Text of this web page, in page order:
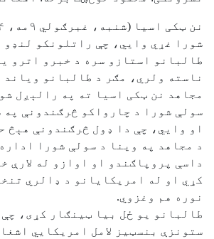
شورا غړي وايي، چې راتلونکو لنډو
طالبانو استازو سره د خبرو اترو
ناسته ولري، مګر د طالبانو وياند
مجاهد نن ټکی اسيا ته په رالېږل
سولې شورا د چارواکو څرګندونې په
او وايي، چې دا ډول څرګندونې هېڅ
د مجاهد په وينا د سولې شورا
داسې پروپاګندو او اوازو له لارې
کړي او له امريکايانو د ډالري
نوره هم وغزوي.
طالبانو يو ځل بيا ټينګار کړی،
ستونزې بنسټيز لامل امريکايي